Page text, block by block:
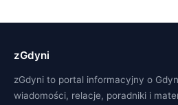
zGdyni
zGdyni to portal informacyjny o
wiadomości, relacje, poradniki i